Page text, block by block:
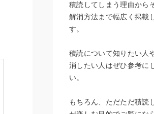
積読してしまう理由から
解消方法まで幅広く掲載
す。
積読について知りたい人
消したい人はぜひ参考に
い。
もちろん、ただただ積読